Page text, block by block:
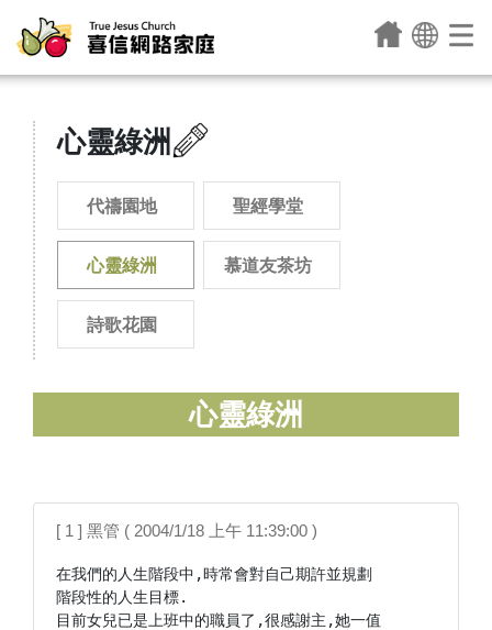
心靈綠洲
代禱園地 聖經學堂
心靈綠洲 慕道友茶坊
詩歌花園
心靈綠洲
[ 1 ] 黑管 ( 2004/1/18 上午 11:39:00 )
在我們的人生階段中,時常會對自己期許並規劃
階段性的人生目標.
目前女兒已是上班中的職員了,很感謝主,她一值